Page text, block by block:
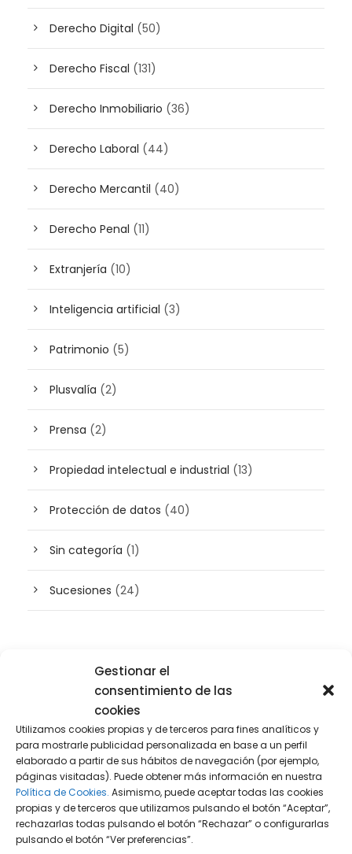
Gestionar el
consentimiento de las
cookies
Utilizamos cookies propias y de terceros para fines analíticos y
para mostrarle publicidad personalizada en base a un perfil
elaborado a partir de sus hábitos de navegación (por ejemplo,
páginas visitadas). Puede obtener más información en nuestra
Política de Cookies. Asimismo, puede aceptar todas las cookies
propias y de terceros que utilizamos pulsando el botón “Aceptar”,
rechazarlas todas pulsando el botón “Rechazar” o configurarlas
pulsando el botón “Ver preferencias”.
Derecho Digital (50)
Derecho Fiscal (131)
Derecho Inmobiliario (36)
Derecho Laboral (44)
Derecho Mercantil (40)
Derecho Penal (11)
Extranjería (10)
Inteligencia artificial (3)
Patrimonio (5)
Plusvalía (2)
Prensa (2)
Propiedad intelectual e industrial (13)
Protección de datos (40)
Sin categoría (1)
Sucesiones (24)
Buscador de artículos
DiG ABOGADOS